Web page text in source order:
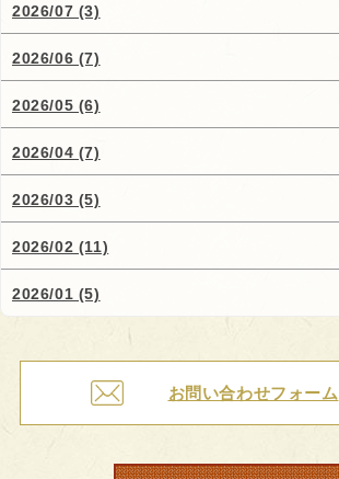
2026/07 (3)
2026/06 (7)
2026/05 (6)
2026/04 (7)
2026/03 (5)
2026/02 (11)
2026/01 (5)
お問い合わせフォーム